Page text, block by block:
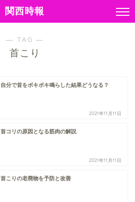
関西時報
― TAG ―
首こり
自分で首をボキボキ鳴らした結果どうなる？
2021年11月11日
首コリの原因となる筋肉の解説
2021年11月11日
首こりの老廃物を予防と改善